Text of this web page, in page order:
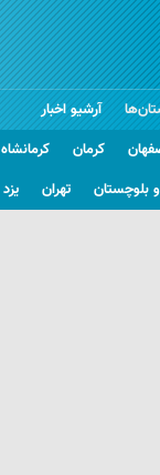
کرمان کرمانشاه
بلوچستان تهران یزد
آرشیو اخبار